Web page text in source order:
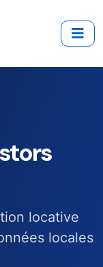
locative
locales